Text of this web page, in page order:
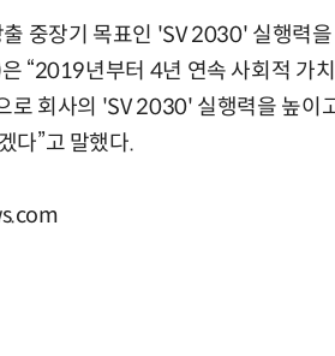
중장기 목표인 'SV 2030' 실행력
“2019년부터 4년 연속 사회적 가
로 회사의 'SV 2030' 실행력을 높이
다”고 말했다.